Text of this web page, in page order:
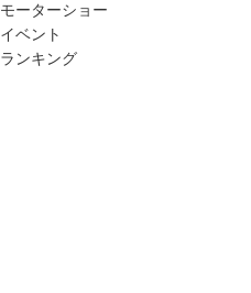
モーターショー
イベント
ランキング